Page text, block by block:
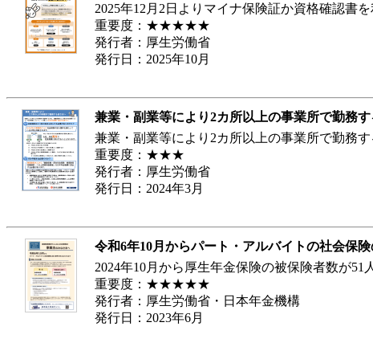
2025年12月2日よりマイナ保険証か資格確認書
重要度：★★★★★
発行者：厚生労働省
発行日：2025年10月
兼業・副業等により2カ所以上の事業所で勤務
兼業・副業等により2カ所以上の事業所で勤務
重要度：★★★
発行者：厚生労働省
発行日：2024年3月
令和6年10月からパート・アルバイトの社会保
2024年10月から厚生年金保険の被保険者数が
重要度：★★★★★
発行者：厚生労働省・日本年金機構
発行日：2023年6月